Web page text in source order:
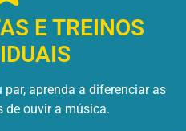
E TREINOS
aprenda a diferenciar as
de ouvir a música.